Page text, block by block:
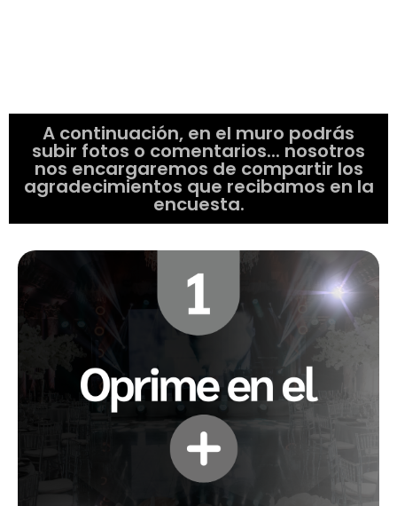
A continuación, en el muro podrás
subir fotos o comentarios... nosotros
nos encargaremos de compartir los
agradecimientos que recibamos en la
encuesta.